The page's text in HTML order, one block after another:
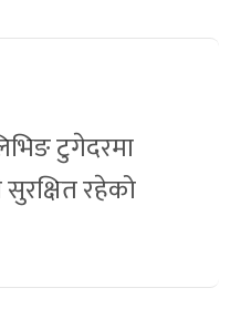
टुगेदरमा
रहेको